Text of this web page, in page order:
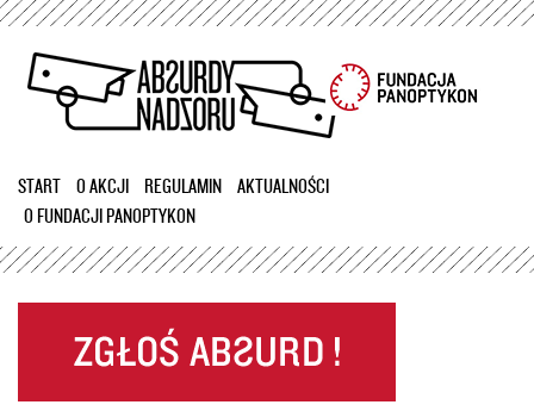
Przejdź
treści
START O AKCJI REGULAMIN
AKTUALNOŚCI
O FUNDACJI PANOPTYKON